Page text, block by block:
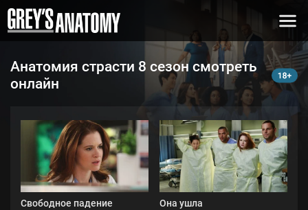
Анатомия страсти 8 сезон смотреть
онлайн
Свободное падение Она ушла